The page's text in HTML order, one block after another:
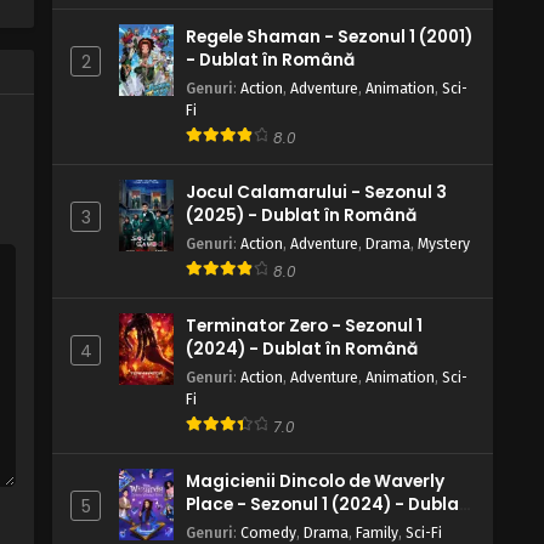
2
Regele Shaman - Sezonul 1 (2001)
- Dublat în Română
Genuri: Action, Adventure, Animation, Sci-
Fi
8.0
3
Jocul Calamarului - Sezonul 3
(2025) - Dublat în Română
Genuri: Action, Adventure, Drama, Mystery
8.0
4
Terminator Zero - Sezonul 1
(2024) - Dublat în Română
Genuri: Action, Adventure, Animation, Sci-
Fi
7.0
5
Magicienii Dincolo de Waverly
Place - Sezonul 1 (2024) - Dublat
în Română
Genuri: Comedy, Drama, Family, Sci-Fi